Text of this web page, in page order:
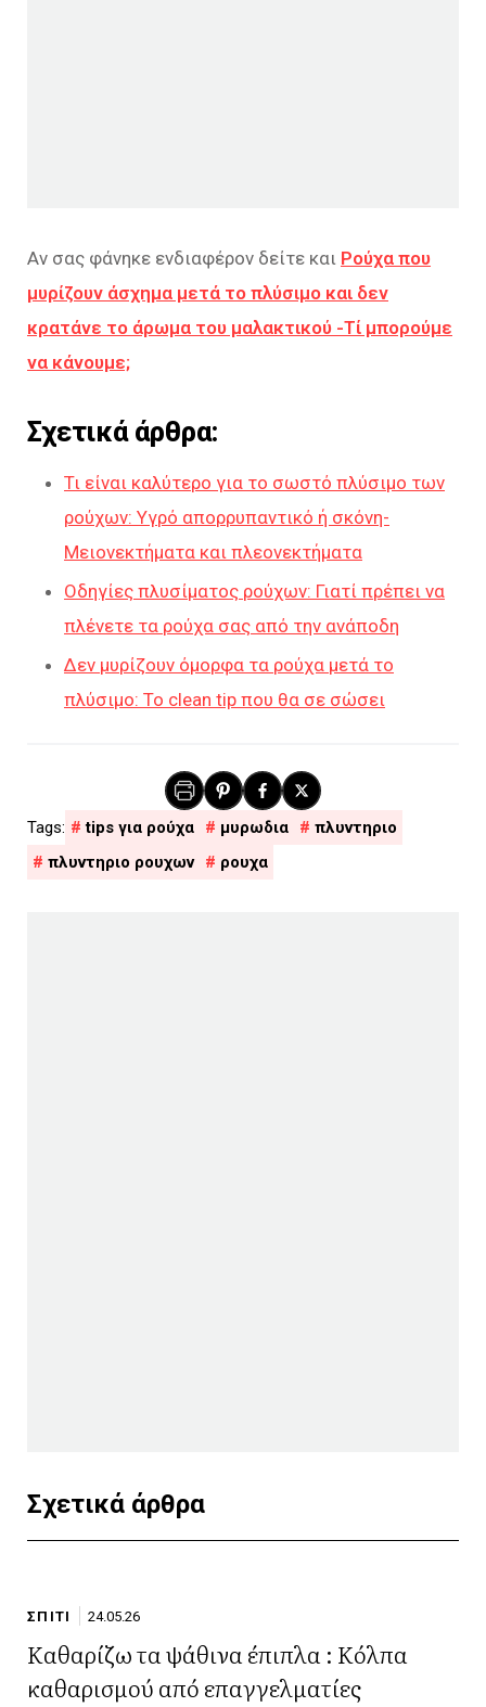
Αν σας φάνηκε ενδιαφέρον δείτε και Ρούχα που
μυρίζουν άσχημα μετά το πλύσιμο και δεν
κρατάνε το άρωμα του μαλακτικού -Τί μπορούμε
να κάνουμε;
Σχετικά άρθρα:
Τι είναι καλύτερο για το σωστό πλύσιμο των
ρούχων: Υγρό απορρυπαντικό ή σκόνη-
Μειονεκτήματα και πλεονεκτήματα
Οδηγίες πλυσίματος ρούχων: Γιατί πρέπει να
πλένετε τα ρούχα σας από την ανάποδη
Δεν μυρίζουν όμορφα τα ρούχα μετά το
πλύσιμο: Το clean tip που θα σε σώσει
tips για ρούχα μυρωδια
πλυντηριο
πλυντηριο ρουχων
ρουχα
Σχετικά άρθρα
ΣΠΙΤΙ 24.05.26
Kαθαρίζω τα ψάθινα έπιπλα : Κόλπα
καθαρισμού από επαγγελματίες